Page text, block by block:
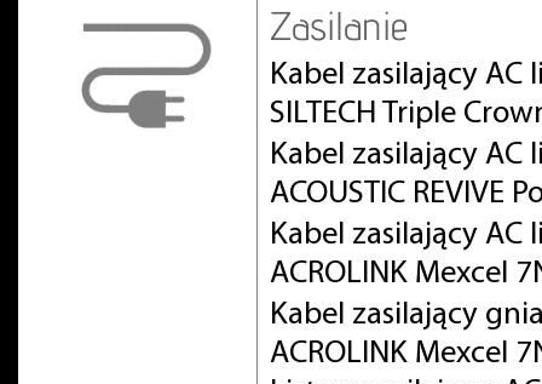
Zasilanie
Kabel zasilający
SILTECH Triple
Kabel zasilający
ACOUSTIC REVIVE
Kabel zasilający
ACROLINK Mexcel
Kabel zasilający
ACROLINK Mexcel